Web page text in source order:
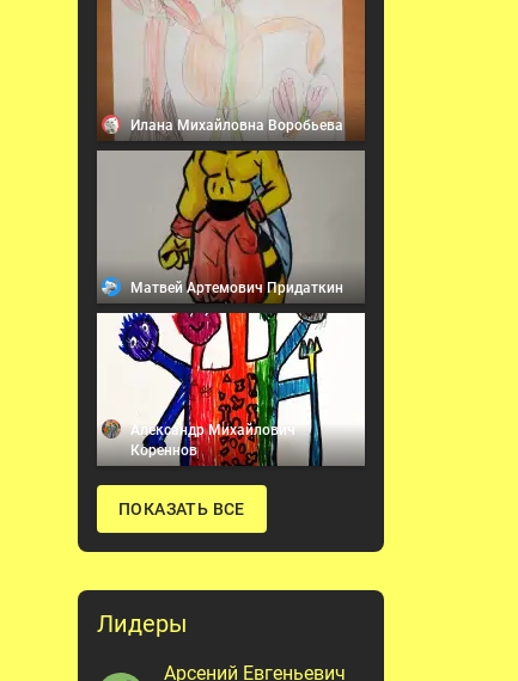
Илана Михайловна Воробьева
Матвей Артемович Придаткин
Александр Михайлович
Кореннов
ПОКАЗАТЬ ВСЕ
Лидеры
Арсений Евгеньевич